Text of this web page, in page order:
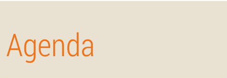
Agenda